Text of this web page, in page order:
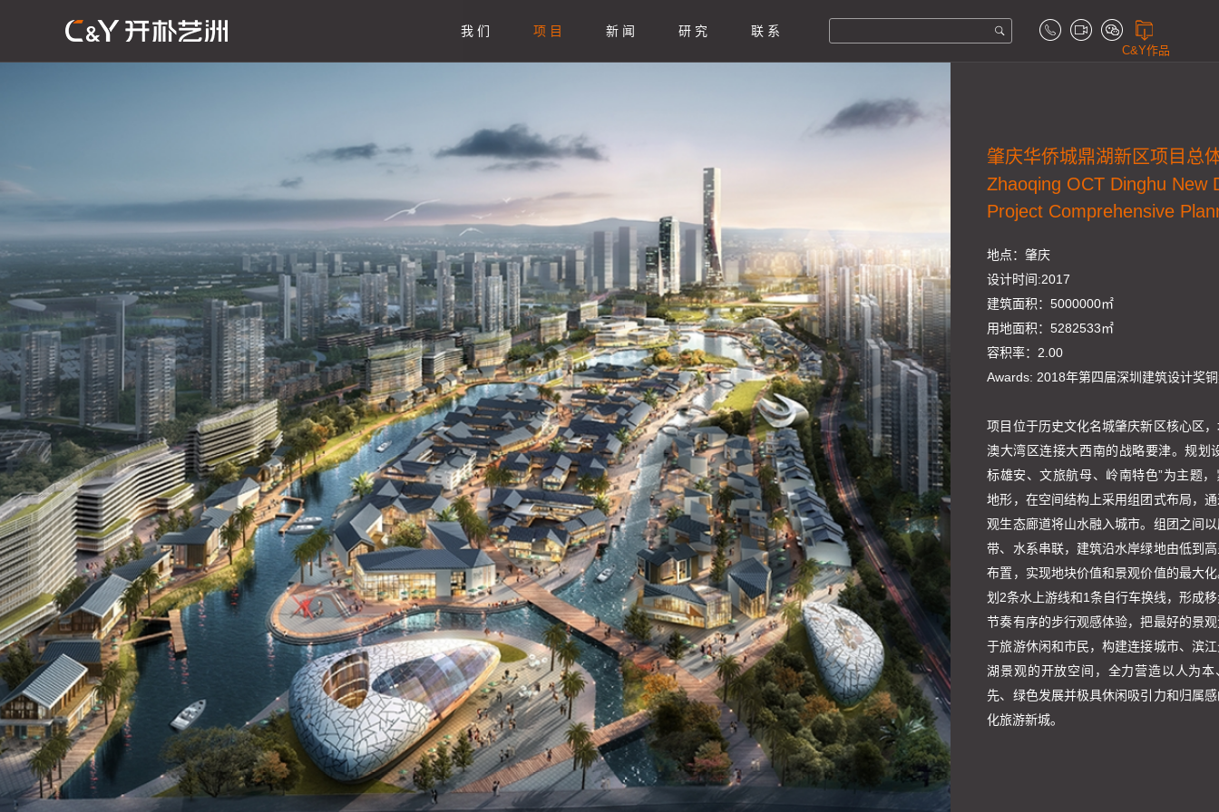
我 们 项 目 新 闻 研 究 联 系
C&Y作品
肇庆华侨城鼎湖新区项目总
Zhaoqing OCT Dinghu New
Project Comprehensive
地点：肇庆
设计时间:2017
建筑面积：5000000㎡
用地面积：5282533㎡
容积率：2.00
Awards: 2018年第四届深圳建筑设计奖
项目位于历史文化名城肇庆新区核心区
澳大湾区连接大西南的战略要津。规划
标雄安、文旅航母、岭南特色”为主题
地形，在空间结构上采用组团式布局，
观生态廊道将山水融入城市。组团之间
带、水系串联，建筑沿水岸绿地由低到
布置，实现地块价值和景观价值的最大
划2条水上游线和1条自行车换线，形成
节奏有序的步行观感体验，把最好的景
于旅游休闲和市民，构建连接城市、滨
湖景观的开放空间，全力营造以人为本
先、绿色发展并极具休闲吸引力和归属
化旅游新城。